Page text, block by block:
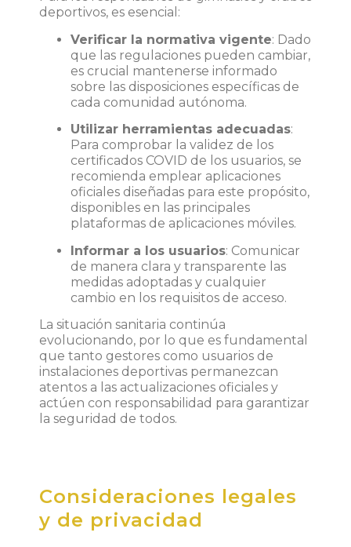
deportivos, es esencial:
Verificar la normativa vigente: Dado
que las regulaciones pueden cambiar,
es crucial mantenerse informado
sobre las disposiciones específicas de
cada comunidad autónoma.
Utilizar herramientas adecuadas:
Para comprobar la validez de los
certificados COVID de los usuarios, se
recomienda emplear aplicaciones
oficiales diseñadas para este propósito,
disponibles en las principales
plataformas de aplicaciones móviles.
Informar a los usuarios: Comunicar
de manera clara y transparente las
medidas adoptadas y cualquier
cambio en los requisitos de acceso.
La situación sanitaria continúa
evolucionando, por lo que es fundamental
que tanto gestores como usuarios de
instalaciones deportivas permanezcan
atentos a las actualizaciones oficiales y
actúen con responsabilidad para garantizar
la seguridad de todos.
Consideraciones legales
y de privacidad